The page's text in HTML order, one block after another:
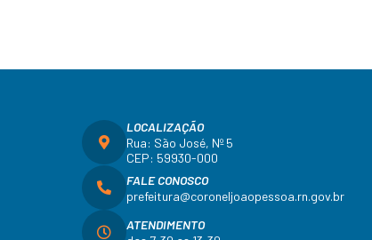
LOCALIZAÇÃO
Rua: São José, Nº 5
CEP: 59930-000
FALE CONOSCO
prefeitura@coroneljoaopessoa.rn.gov.br
ATENDIMENTO